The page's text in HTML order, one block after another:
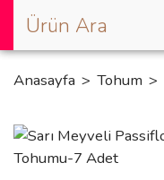
Anasayfa Tohum